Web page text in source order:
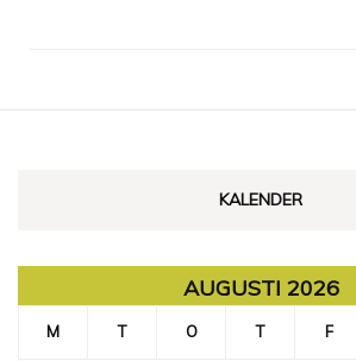
KALENDER
AUGUSTI 2026
M T O T F